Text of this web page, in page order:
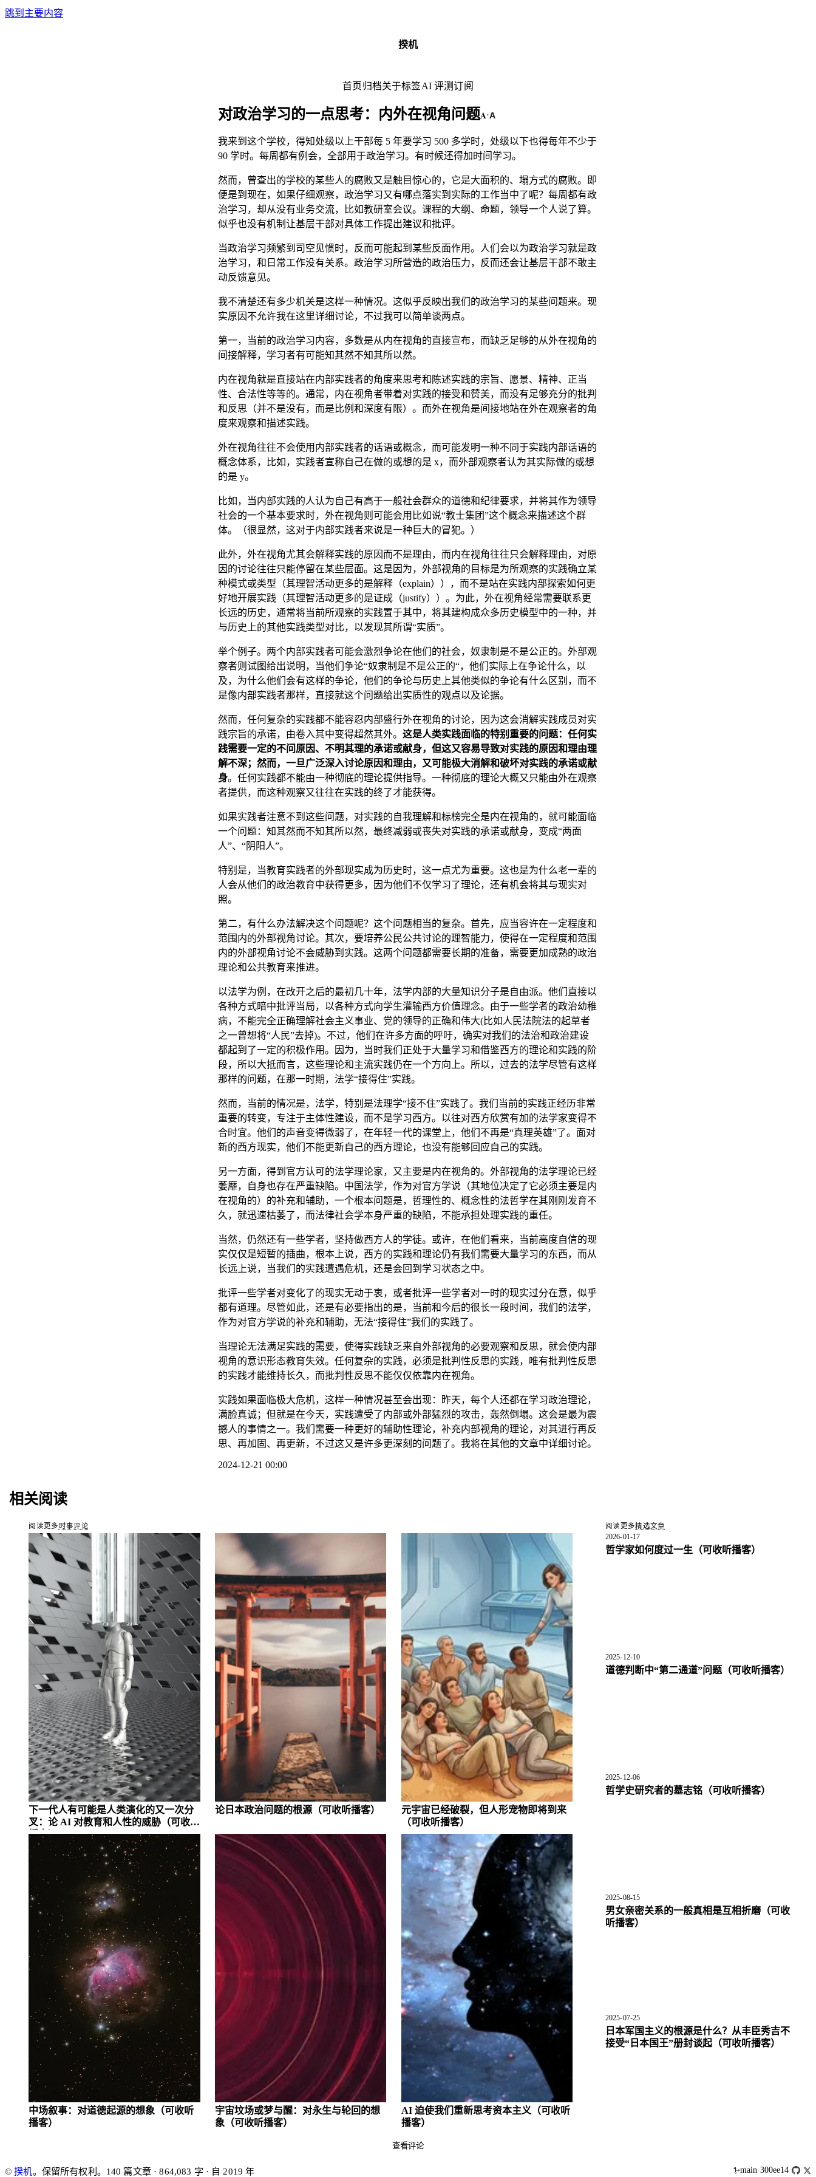
跳到主要内容
揆机
首页归档关于标签AI 评测订阅
对政治学习的一点思考：内外在视角问题A·A
我来到这个学校，得知处级以上干部每 5 年要学习 500 多学时，处级以下也得每年不少于
90 学时。每周都有例会，全部用于政治学习。有时候还得加时间学习。
然而，曾查出的学校的某些人的腐败又是触目惊心的，它是大面积的、塌方式的腐败。即
便是到现在，如果仔细观察，政治学习又有哪点落实到实际的工作当中了呢？每周都有政
治学习，却从没有业务交流，比如教研室会议。课程的大纲、命题，领导一个人说了算。
似乎也没有机制让基层干部对具体工作提出建议和批评。
当政治学习频繁到司空见惯时，反而可能起到某些反面作用。人们会以为政治学习就是政
治学习，和日常工作没有关系。政治学习所营造的政治压力，反而还会让基层干部不敢主
动反馈意见。
我不清楚还有多少机关是这样一种情况。这似乎反映出我们的政治学习的某些问题来。现
实原因不允许我在这里详细讨论，不过我可以简单谈两点。
第一，当前的政治学习内容，多数是从内在视角的直接宣布，而缺乏足够的从外在视角的
间接解释，学习者有可能知其然不知其所以然。
内在视角就是直接站在内部实践者的角度来思考和陈述实践的宗旨、愿景、精神、正当
性、合法性等等的。通常，内在视角者带着对实践的接受和赞美，而没有足够充分的批判
和反思（并不是没有，而是比例和深度有限）。而外在视角是间接地站在外在观察者的角
度来观察和描述实践。
外在视角往往不会使用内部实践者的话语或概念，而可能发明一种不同于实践内部话语的
概念体系，比如，实践者宣称自己在做的或想的是 x，而外部观察者认为其实际做的或想
的是 y。
比如，当内部实践的人认为自己有高于一般社会群众的道德和纪律要求，并将其作为领导
社会的一个基本要求时，外在视角则可能会用比如说“教士集团”这个概念来描述这个群
体。（很显然，这对于内部实践者来说是一种巨大的冒犯。）
此外，外在视角尤其会解释实践的原因而不是理由，而内在视角往往只会解释理由，对原
因的讨论往往只能停留在某些层面。这是因为，外部视角的目标是为所观察的实践确立某
种模式或类型（其理智活动更多的是解释（explain）），而不是站在实践内部探索如何更
好地开展实践（其理智活动更多的是证成（justify））。为此，外在视角经常需要联系更
长远的历史，通常将当前所观察的实践置于其中，将其建构成众多历史模型中的一种，并
与历史上的其他实践类型对比，以发现其所谓“实质”。
举个例子。两个内部实践者可能会激烈争论在他们的社会，奴隶制是不是公正的。外部观
察者则试图给出说明，当他们争论“奴隶制是不是公正的“，他们实际上在争论什么，以
及，为什么他们会有这样的争论，他们的争论与历史上其他类似的争论有什么区别，而不
是像内部实践者那样，直接就这个问题给出实质性的观点以及论据。
然而，任何复杂的实践都不能容忍内部盛行外在视角的讨论，因为这会消解实践成员对实
践宗旨的承诺，由卷入其中变得超然其外。 这是人类实践面临的特别重要的问题：任何实
践需要一定的不问原因、不明其理的承诺或献身，但这又容易导致对实践的原因和理由理
解不深；然而，一旦广泛深入讨论原因和理由，又可能极大消解和破坏对实践的承诺或献
身。任何实践都不能由一种彻底的理论提供指导。一种彻底的理论大概又只能由外在观察
者提供，而这种观察又往往在实践的终了才能获得。
如果实践者注意不到这些问题，对实践的自我理解和标榜完全是内在视角的，就可能面临
一个问题：知其然而不知其所以然，最终减弱或丧失对实践的承诺或献身，变成“两面
人”、“阴阳人”。
特别是，当教育实践者的外部现实成为历史时，这一点尤为重要。这也是为什么老一辈的
人会从他们的政治教育中获得更多，因为他们不仅学习了理论，还有机会将其与现实对
照。
第二，有什么办法解决这个问题呢？这个问题相当的复杂。首先，应当容许在一定程度和
范围内的外部视角讨论。其次，要培养公民公共讨论的理智能力，使得在一定程度和范围
内的外部视角讨论不会威胁到实践。这两个问题都需要长期的准备，需要更加成熟的政治
理论和公共教育来推进。
以法学为例，在改开之后的最初几十年，法学内部的大量知识分子是自由派。他们直接以
各种方式暗中批评当局，以各种方式向学生灌输西方价值理念。由于一些学者的政治幼稚
病，不能完全正确理解社会主义事业、党的领导的正确和伟大(比如人民法院法的起草者
之一曾想将“人民”去掉)。不过，他们在许多方面的呼吁，确实对我们的法治和政治建设
都起到了一定的积极作用。因为，当时我们正处于大量学习和借鉴西方的理论和实践的阶
段，所以大抵而言，这些理论和主流实践仍在一个方向上。所以，过去的法学尽管有这样
那样的问题，在那一时期，法学“接得住”实践。
然而，当前的情况是，法学，特别是法理学“接不住”实践了。我们当前的实践正经历非常
重要的转变，专注于主体性建设，而不是学习西方。以往对西方欣赏有加的法学家变得不
合时宜。他们的声音变得微弱了，在年轻一代的课堂上，他们不再是“真理英雄”了。面对
新的西方现实，他们不能更新自己的西方理论，也没有能够回应自己的实践。
另一方面，得到官方认可的法学理论家，又主要是内在视角的。外部视角的法学理论已经
萎靡，自身也存在严重缺陷。中国法学，作为对官方学说（其地位决定了它必须主要是内
在视角的）的补充和辅助，一个根本问题是，哲理性的、概念性的法哲学在其刚刚发育不
久，就迅速枯萎了，而法律社会学本身严重的缺陷，不能承担处理实践的重任。
当然，仍然还有一些学者，坚持做西方人的学徒。或许，在他们看来，当前高度自信的现
实仅仅是短暂的插曲，根本上说，西方的实践和理论仍有我们需要大量学习的东西，而从
长远上说，当我们的实践遭遇危机，还是会回到学习状态之中。
批评一些学者对变化了的现实无动于衷，或者批评一些学者对一时的现实过分在意，似乎
都有道理。尽管如此，还是有必要指出的是，当前和今后的很长一段时间，我们的法学，
作为对官方学说的补充和辅助，无法“接得住”我们的实践了。
当理论无法满足实践的需要，使得实践缺乏来自外部视角的必要观察和反思，就会使内部
视角的意识形态教育失效。任何复杂的实践，必须是批判性反思的实践，唯有批判性反思
的实践才能维持长久，而批判性反思不能仅仅依靠内在视角。
实践如果面临极大危机，这样一种情况甚至会出现：昨天，每个人还都在学习政治理论，
满脸真诚；但就是在今天，实践遭受了内部或外部猛烈的攻击，轰然倒塌。这会是最为震
撼人的事情之一。我们需要一种更好的辅助性理论，补充内部视角的理论，对其进行再反
思、再加固、再更新，不过这又是许多更深刻的问题了。我将在其他的文章中详细讨论。
2024-12-21 00:00
相关阅读
阅读更多 时事评论
下一代人有可能是人类演化的又一次分
叉：论 AI 对教育和人性的威胁 （可收听
播客）
论日本政治问题的根源（可收听播客）
元宇宙已经破裂，但人形宠物即将到来
（可收听播客）
中场叙事：对道德起源的想象 （可收听
播客）
宇宙坟场或梦与醒：对永生与轮回的想
象 （可收听播客）
AI 迫使我们重新思考资本主义 （可收听
播客）
阅读更多精选文章
2026-01-17
哲学家如何度过一生 （可收听播客）
2025-12-10
道德判断中“第二通道”问题（可收听播客）
2025-12-06
哲学史研究者的墓志铭（可收听播客）
2025-08-15
男女亲密关系的一般真相是互相折磨（可收
听播客）
2025-07-25
日本军国主义的根源是什么？从丰臣秀吉不
接受“日本国王”册封谈起（可收听播客）
查看评论
©揆机。保留所有权利。 140 篇文章 · 864,083 字 · 自 2019 年 main·300ee14· ·